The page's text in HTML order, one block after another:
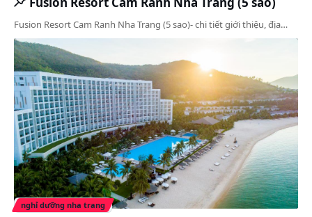
Fusion Resort Cam Ranh Nha Trang (5 sao)- chi tiết giới thiệu, địa…
nghỉ dưỡng nha trang